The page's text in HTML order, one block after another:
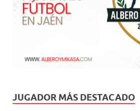
JUGADOR MÁS DESTACADO